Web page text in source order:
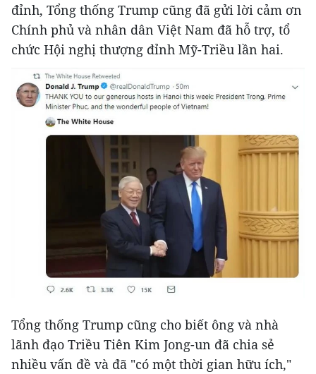
đỉnh, Tổng thống Trump cũng đã gửi lời cảm ơn
Chính phủ và nhân dân Việt Nam đã hỗ trợ, tổ
chức Hội nghị thượng đỉnh Mỹ-Triều lần hai.
Tổng thống Trump cũng cho biết ông và nhà
lãnh đạo Triều Tiên Kim Jong-un đã chia sẻ
nhiều vấn đề và đã "có một thời gian hữu ích,"